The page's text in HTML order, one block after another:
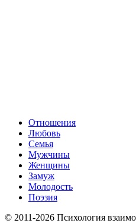
Отношения
Любовь
Семья
Мужчины
Женщины
Замуж
Молодость
Поэзия
© 2011-2026 Психология